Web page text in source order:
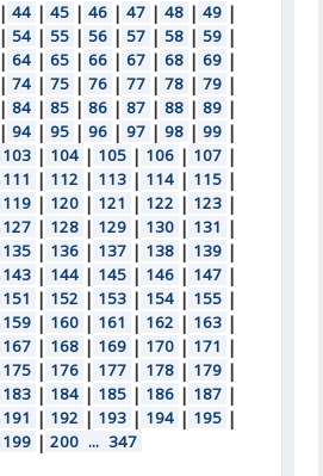
| 44 | 45 | 46 | 47 | 48 | 49 |
| 54 | 55 | 56 | 57 | 58 | 59 |
| 64 | 65 | 66 | 67 | 68 | 69 |
| 74 | 75 | 76 | 77 | 78 | 79 |
| 84 | 85 | 86 | 87 | 88 | 89 |
| 94 | 95 | 96 | 97 | 98 | 99 |
103 | 104 | 105 | 106 | 107 |
111 | 112 | 113 | 114 | 115 |
119 | 120 | 121 | 122 | 123 |
127 | 128 | 129 | 130 | 131 |
135 | 136 | 137 | 138 | 139 |
143 | 144 | 145 | 146 | 147 |
151 | 152 | 153 | 154 | 155 |
159 | 160 | 161 | 162 | 163 |
167 | 168 | 169 | 170 | 171 |
175 | 176 | 177 | 178 | 179 |
183 | 184 | 185 | 186 | 187 |
191 | 192 | 193 | 194 | 195 |
199 | 200 ... 347